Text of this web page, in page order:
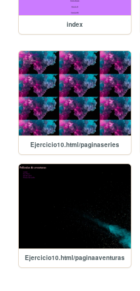
index
Ejercicio10.html/paginaseries
Ejercicio10.html/paginaaventuras